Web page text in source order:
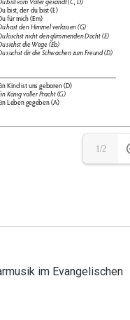
im Evangelischen